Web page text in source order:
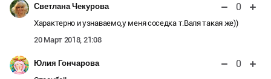
Светлана Чекурова 0
Характерно и узнаваемо,у меня соседка т.Валя такая же))
20 Март 2018, 21:08
Юлия Гончарова 0